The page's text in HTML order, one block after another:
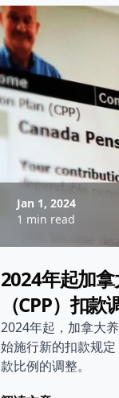
Jan 1, 2024
1 min read
2024年起加
（CPP）扣
2024年起，加拿大
始施行新的扣款规
款比例的调整。